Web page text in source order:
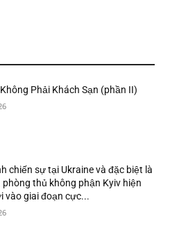
Phải Khách Sạn (phần II)
chiến sự tại Ukraine và đặc biệt là
phòng thủ không phận Kyiv hiện
vào giai đoạn cực...